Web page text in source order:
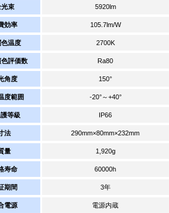
光束 5920lm
効率 105.7lm/W
温度 2700K
評価数 Ra80
角度 150°
度範囲 -20°～+40°
等級 IP66
法 290mm×80mm×232mm
量 1,920g
寿命 60000h
期間 3年
電源 電源内蔵